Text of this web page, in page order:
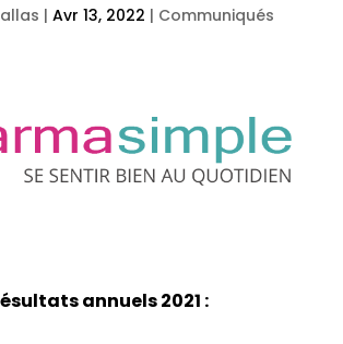
| Avr 13, 2022 | Communiqués
annuels 2021 :